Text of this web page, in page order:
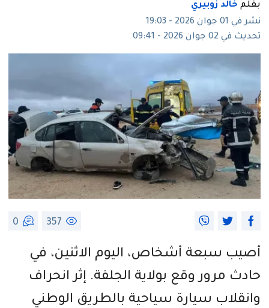
بقلم خالد زوبيري
نشر في 01 جوان 2026 - 19:03
تحديث في 02 جوان 2026 - 09:41
357
0
أصيب سبعة أشخاص، اليوم الاثنين، في
حادث مرور وقع بولاية الجلفة. إثر انحراف
وانقلاب سيارة سياحية بالطريق الوطني